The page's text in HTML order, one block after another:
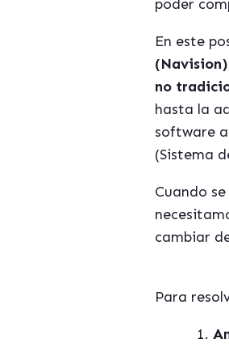
poder
En este
no
hasta la
software
(Sistema
Cuando
cambiar
Para